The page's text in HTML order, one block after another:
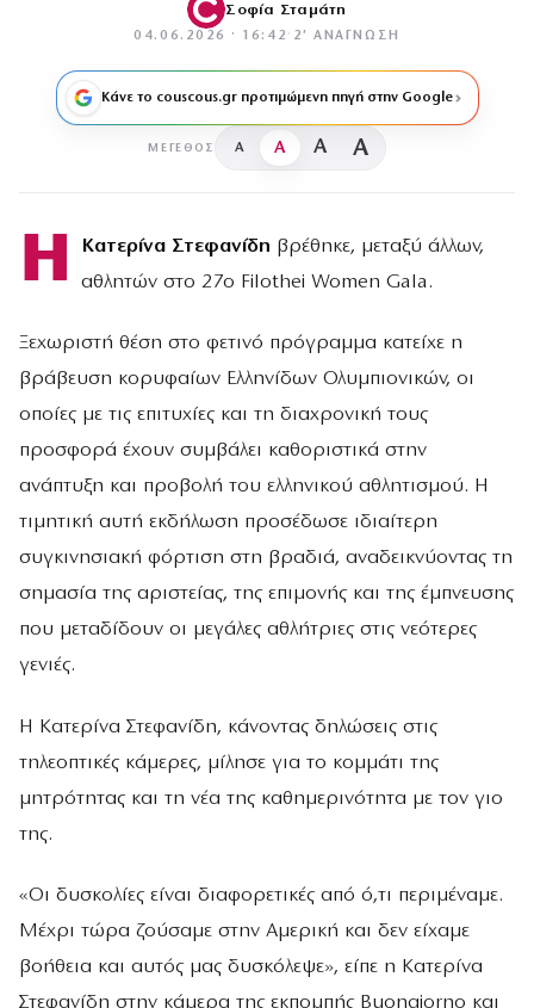
Σοφία Σταμάτη
04.06.2026 · 16:42 · 2′ ΑΝΆΓΝΩΣΗ
Κάνε το couscous.gr προτιμώμενη πηγή στην Google
ΜΈΓΕΘΟΣ A A A A
Η Κατερίνα Στεφανίδη βρέθηκε, μεταξύ άλλων,
αθλητών στο 27ο Filothei Women Gala.
Ξεχωριστή θέση στο φετινό πρόγραμμα κατείχε η
βράβευση κορυφαίων Ελληνίδων Ολυμπιονικών, οι
οποίες με τις επιτυχίες και τη διαχρονική τους
προσφορά έχουν συμβάλει καθοριστικά στην
ανάπτυξη και προβολή του ελληνικού αθλητισμού. Η
τιμητική αυτή εκδήλωση προσέδωσε ιδιαίτερη
συγκινησιακή φόρτιση στη βραδιά, αναδεικνύοντας τη
σημασία της αριστείας, της επιμονής και της έμπνευσης
που μεταδίδουν οι μεγάλες αθλήτριες στις νεότερες
γενιές.
Η Κατερίνα Στεφανίδη, κάνοντας δηλώσεις στις
τηλεοπτικές κάμερες, μίλησε για το κομμάτι της
μητρότητας και τη νέα της καθημερινότητα με τον γιο
της.
«Οι δυσκολίες είναι διαφορετικές από ό,τι περιμέναμε.
Μέχρι τώρα ζούσαμε στην Αμερική και δεν είχαμε
βοήθεια και αυτός μας δυσκόλεψε», είπε η Κατερίνα
Στεφανίδη στην κάμερα της εκπομπής Buongiorno και